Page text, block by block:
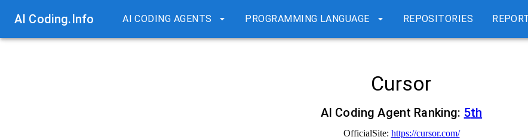
AI Coding.Info AI CODING AGENTS PROGRAMMING LANGUAGE REPOSITORIES
Cursor
AI Coding Agent Ranking: 5th
OfficialSite: https://cursor.com/